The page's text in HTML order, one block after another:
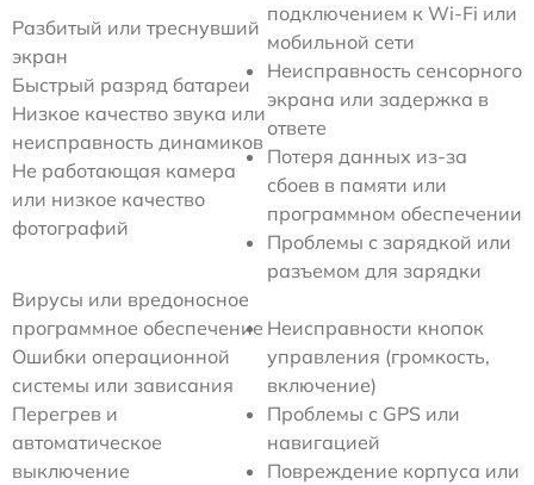
Разбитый или треснувший
экран
Быстрый разряд батареи
Низкое качество звука или
неисправность динамиков
Не работающая камера
или низкое качество
фотографий
подключением к Wi-Fi или
мобильной сети
Неисправность сенсорного
экрана или задержка в
ответе
Потеря данных из-за
сбоев в памяти или
программном обеспечении
Проблемы с зарядкой или
разъемом для зарядки
Вирусы или вредоносное
программное обеспечение
Ошибки операционной
системы или зависания
Перегрев и
автоматическое
выключение
Неисправности кнопок
управления (громкость,
включение)
Проблемы с GPS или
навигацией
Повреждение корпуса или